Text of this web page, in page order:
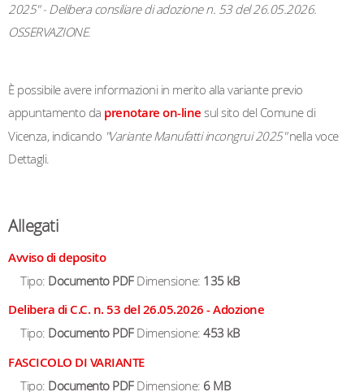
2025" - Delibera consiliare di adozione n. 53 del 26.05.2026.
OSSERVAZIONE.
È possibile avere informazioni in merito alla variante previo
appuntamento da prenotare on-line sul sito del Comune di
Vicenza, indicando "Variante Manufatti incongrui 2025"nella voce
Dettagli.
Allegati
Avviso di deposito
Tipo: Documento PDFDimensione: 135 kB
Delibera di C.C. n. 53 del 26.05.2026 - Adozione
Tipo: Documento PDFDimensione: 453 kB
FASCICOLO DI VARIANTE
Tipo: Documento PDFDimensione: 6 MB